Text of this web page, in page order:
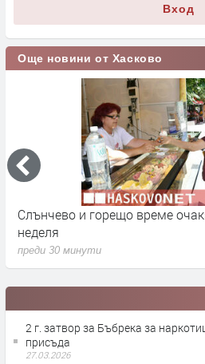
Вход
Още новини от Хасково
Слънчево и горещо време
неделя
преди 30 минути
2 г. затвор за Бъбрека за
присъда
27.03.2026